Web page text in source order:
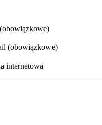
(obowiązkowe)
internetowa